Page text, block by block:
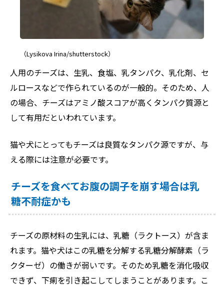
（Lysikova Irina/shutterstock）
人用のチーズは、生乳、食塩、乳タンパク、乳化剤、セ
ルロースなどで作られているのが一般的。そのため、人
の場合、チーズはアミノ酸スコアが高くタンパク質源と
して有用だといわれています。
猫や犬にとってもチーズは良質なタンパク源ですが、与
える際には注意が必要です。
チーズを食べてお腹の調子を崩す場合は乳
糖不耐症かも
チーズの原材料の生乳には、乳糖（ラクトース）が含ま
れます。猫や犬はこの乳糖を分解する乳糖分解酵素（ラ
クターゼ）の働きが弱いです。そのため乳糖を消化吸収
できず、下痢を引き起こしてしまうことがあります。こ